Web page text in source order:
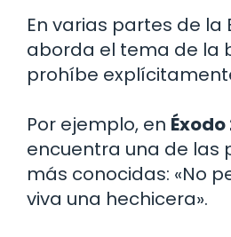
En varias partes de la
aborda el tema de la
prohíbe
Por ejemplo, en Éxodo
encuentra una de las
más conocidas: «No
viva una hechicera».